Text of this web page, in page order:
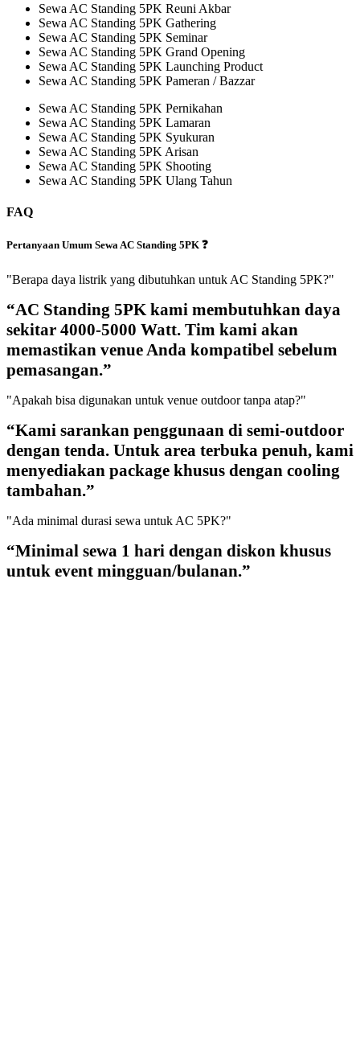
Sewa AC Standing 5PK Reuni Akbar
Sewa AC Standing 5PK Gathering
Sewa AC Standing 5PK Seminar
Sewa AC Standing 5PK Grand Opening
Sewa AC Standing 5PK Launching Product
Sewa AC Standing 5PK Pameran / Bazzar
Sewa AC Standing 5PK Pernikahan
Sewa AC Standing 5PK Lamaran
Sewa AC Standing 5PK Syukuran
Sewa AC Standing 5PK Arisan
Sewa AC Standing 5PK Shooting
Sewa AC Standing 5PK Ulang Tahun
FAQ
Pertanyaan Umum Sewa AC Standing 5PK ❓
"Berapa daya listrik yang dibutuhkan untuk AC Standing 5PK?"
“AC Standing 5PK kami membutuhkan daya
sekitar 4000-5000 Watt. Tim kami akan
memastikan venue Anda kompatibel sebelum
pemasangan.”
"Apakah bisa digunakan untuk venue outdoor tanpa atap?"
“Kami sarankan penggunaan di semi-outdoor
dengan tenda. Untuk area terbuka penuh, kami
menyediakan package khusus dengan cooling
tambahan.”
"Ada minimal durasi sewa untuk AC 5PK?"
“Minimal sewa 1 hari dengan diskon khusus
untuk event mingguan/bulanan.”